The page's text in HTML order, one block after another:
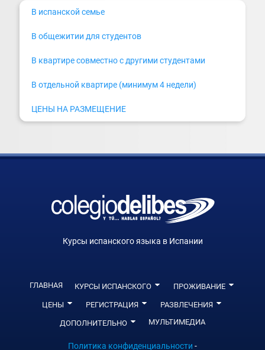
В испанской семье
В общежитии для студентов
В квартире совместно с другими студентами
В отдельной квартире (минимум 4 недели)
ЦЕНЫ НА РАЗМЕЩЕНИЕ
Курсы испанского языка в Испании
ГЛАВНАЯ КУРСЫ ИСПАНСКОГО 0 ПРОЖИВАНИЕ 0
ЦЕНЫ 0 РЕГИСТРАЦИЯ 0 РАЗВЛЕЧЕНИЯ 0
ДОПОЛНИТЕЛЬНО 0 МУЛЬТИМЕДИА
Политика конфиденциальности -